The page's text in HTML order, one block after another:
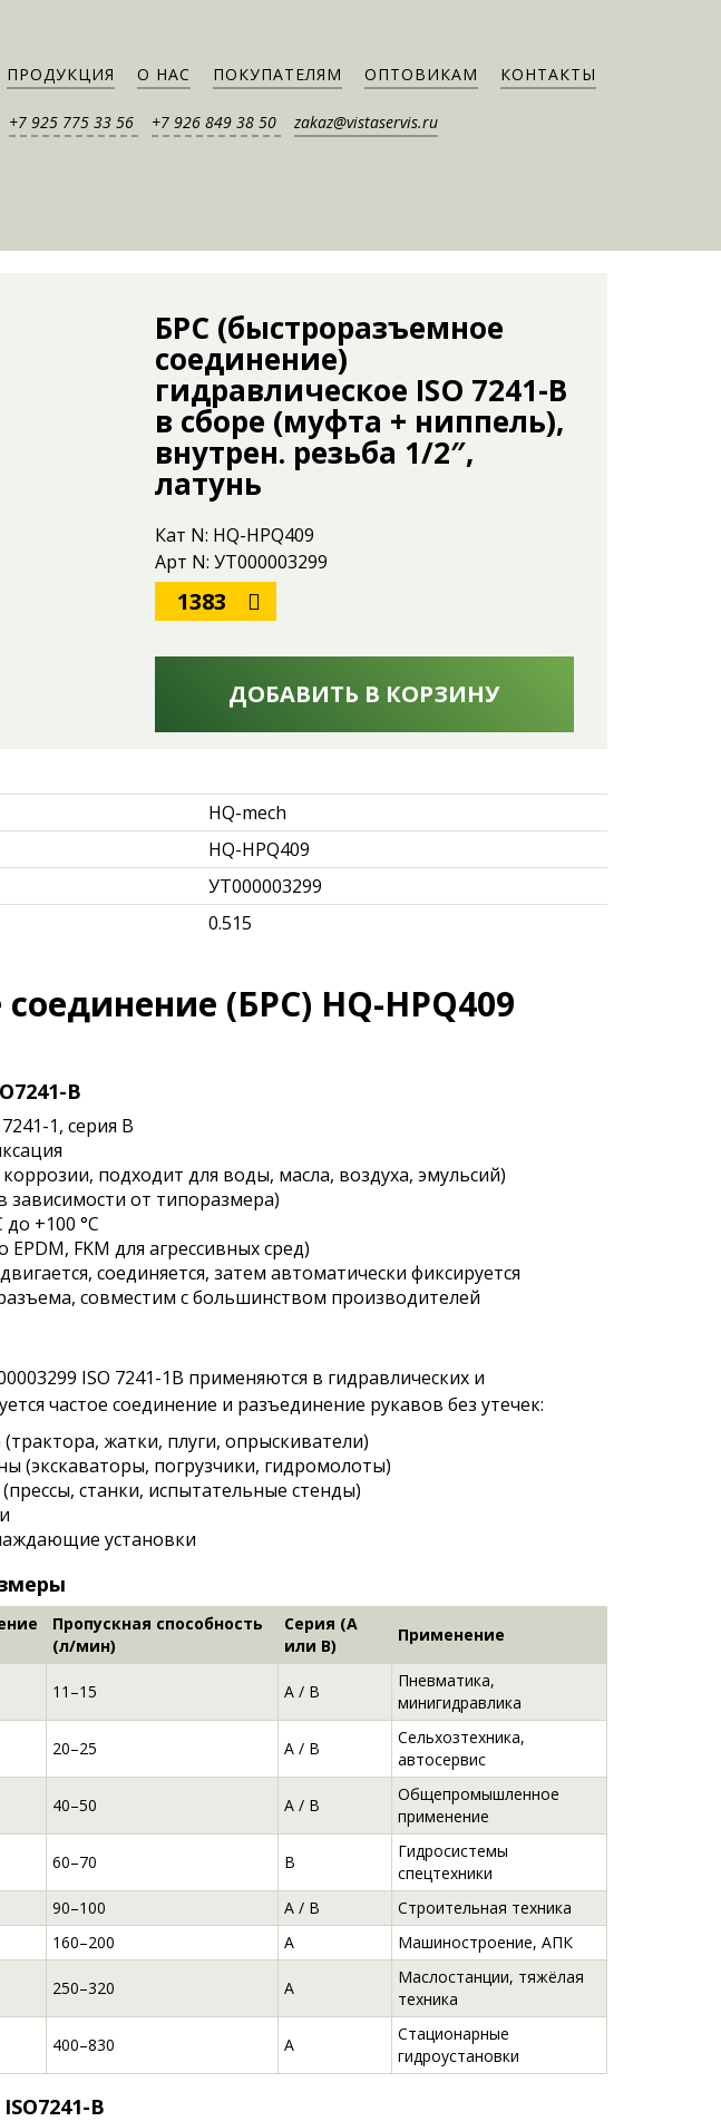
ПРОДУКЦИЯ О НАС ПОКУПАТЕЛЯМ ОПТОВИКАМ КОНТАКТЫ
+7 925 775 33 56 +7 926 849 38 50 zakaz@vistaservis.ru
БРС (быстроразъемное
соединение)
гидравлическое ISO 7241-B
в сборе (муфта + ниппель),
внутрен. резьба 1/2″,
латунь
Кат N: HQ-HPQ409
Арт N: УТ000003299
1383
ДОБАВИТЬ В КОРЗИНУ
HQ-mech
HQ-HPQ409
УТ000003299
0.515
(БРС) HQ-HPQ409
B
1, серия B
подходит для воды, масла, воздуха, эмульсий)
зависимости от типоразмера)
+100 °C
FKM для агрессивных сред)
соединяется, затем автоматически фиксируется
совместим с большинством производителей
ISO 7241-1B применяются в гидравлических и
частое соединение и разъединение рукавов без утечек:
жатки, плуги, опрыскиватели)
(экскаваторы, погрузчики, гидромолоты)
станки, испытательные стенды)
установки
Пропускная способность
(л/мин)
Серия (A
или B)
Применение
11–15 A / B
Пневматика,
минигидравлика
20–25 A / B
Сельхозтехника,
автосервис
40–50 A / B
Общепромышленное
применение
60–70 B
Гидросистемы
спецтехники
90–100 A / B
Строительная техника
160–200 A Машиностроение, АПК
250–320 A
Маслостанции, тяжёлая
техника
400–830 A
Стационарные
гидроустановки
B